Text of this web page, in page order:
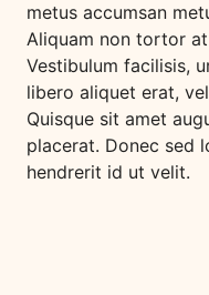
metus accumsan
Aliquam non tortor
Vestibulum facilisis,
libero aliquet erat,
Quisque sit amet
placerat. Donec sed
hendrerit id ut velit.